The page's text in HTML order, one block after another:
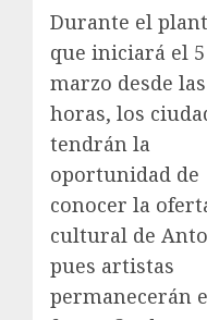
Durante el
que iniciará el 5
marzo desde
horas, los
tendrán la
oportunidad de
conocer la
cultural de
pues artistas
permanecerán